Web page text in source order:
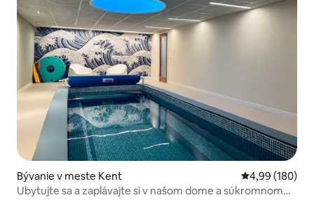
Bývanie v meste Kent Priemerné
4,99 (180)
Ubytujte sa a zaplávajte si v našom dome a súkromnom